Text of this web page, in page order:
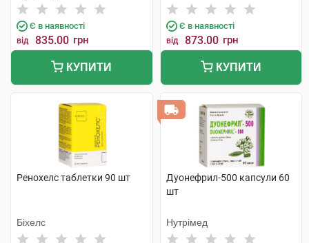
Є в наявності
від 835.00 грн
КУПИТИ
SpA
Є в наявності
від 873.00 грн
КУПИТИ
Ренохелс таблетки 90 шт
Біхелс
Дуонефрил-500 капсули 60
шт
Нутрімед